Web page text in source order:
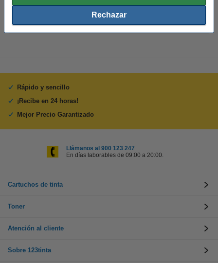
Rechazar
Consejo
Le recomendamos que utilice estas etiquetas en lugar de las
etiquetas originales.
Rápido y sencillo
¡Recibe en 24 horas!
Mejor Precio Garantizado
Llámanos al 900 123 247
En días laborables de 09:00 a 20:00.
Cartuchos de tinta
Toner
Atención al cliente
Sobre 123tinta